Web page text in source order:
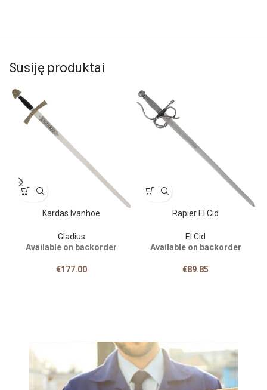
Susiję produktai
Kardas Ivanhoe
Gladius
Available on backorder
€177.00
Rapier El Cid
El Cid
Available on backorder
€89.85